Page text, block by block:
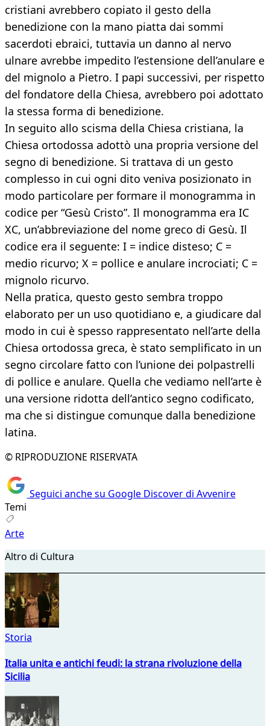
cristiani avrebbero copiato il gesto della
benedizione con la mano piatta dai sommi
sacerdoti ebraici, tuttavia un danno al nervo
ulnare avrebbe impedito l’estensione dell’anulare e
del mignolo a Pietro. I papi successivi, per rispetto
del fondatore della Chiesa, avrebbero poi adottato
la stessa forma di benedizione.
In seguito allo scisma della Chiesa cristiana, la
Chiesa ortodossa adottò una propria versione del
segno di benedizione. Si trattava di un gesto
complesso in cui ogni dito veniva posizionato in
modo particolare per formare il monogramma in
codice per “Gesù Cristo”. Il monogramma era IC
XC, un’abbreviazione del nome greco di Gesù. Il
codice era il seguente: I = indice disteso; C =
medio ricurvo; X = pollice e anulare incrociati; C =
mignolo ricurvo.
Nella pratica, questo gesto sembra troppo
elaborato per un uso quotidiano e, a giudicare dal
modo in cui è spesso rappresentato nell’arte della
Chiesa ortodossa greca, è stato semplificato in un
segno circolare fatto con l’unione dei polpastrelli
di pollice e anulare. Quella che vediamo nell’arte è
una versione ridotta dell’antico segno codificato,
ma che si distingue comunque dalla benedizione
latina.
© RIPRODUZIONE RISERVATA
Seguici anche su Google Discover di Avvenire
Temi
Arte
Altro di Cultura
Storia
Italia unita e antichi feudi: la strana rivoluzione della
Sicilia